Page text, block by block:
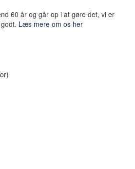
60 år og går op i at gøre det, vi er
Læs mere om os her